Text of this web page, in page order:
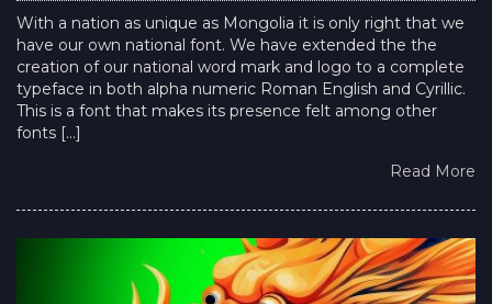
With a nation as unique as Mongolia it is only right that we
have our own national font. We have extended the the
creation of our national word mark and logo to a complete
typeface in both alpha numeric Roman English and Cyrillic.
This is a font that makes its presence felt among other
fonts […]
Read More